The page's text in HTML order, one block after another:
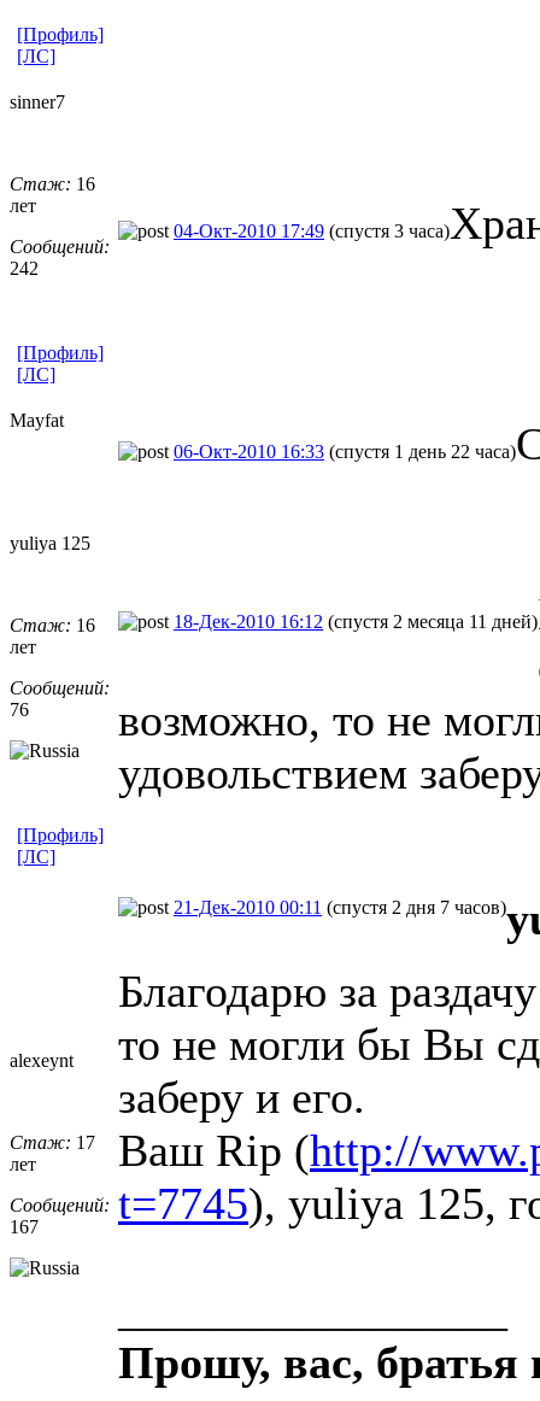
[Профиль]
[ЛС]
sinner7
Стаж: 16
лет
Сообщений:
242
04-Окт-2010 17:49 (спустя 3 часа)
[Профиль]
[ЛС]
Mayfat
06-Окт-2010 16:33 (спустя 1 день 22 часа)
yuliya 125
Стаж: 16
лет
Сообщений:
76
18-Дек-2010 16:12 (спустя 2 месяца 11 дней)
возможно, то не
удовольствием
[Профиль]
[ЛС]
alexeynt
Стаж: 17
лет
Сообщений:
167
21-Дек-2010 00:11 (спустя 2 дня 7 часов)
Благодарю за
то не могли бы Вы
заберу и его.
Ваш Rip (http://
t=7745), yuliya 125,
Прошу, вас, братья